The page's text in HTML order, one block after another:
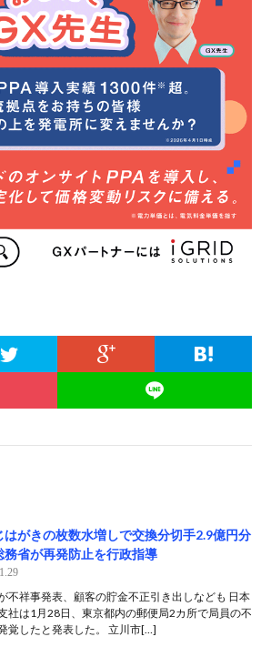
はがきの枚数水増しで交換分切手2.9億円分
務省が再発防止を行政指導
不祥事発表、顧客の貯金不正引き出しなども 日本
社は1月28日、東京都内の郵便局2カ所で局員の不
覚したと発表した。 立川市[…]